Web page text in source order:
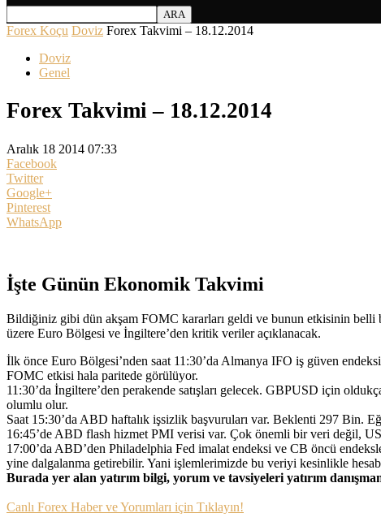
Forex Koçu Doviz Forex Takvimi – 18.12.2014
Doviz
Genel
Forex Takvimi – 18.12.2014
Aralık 18 2014 07:33
Facebook
Twitter
Google+
Pinterest
WhatsApp
İşte Günün Ekonomik Takvimi
Bildiğiniz gibi dün akşam FOMC kararları geldi ve bunun etkisinin belli
üzere Euro Bölgesi ve İngiltere’den kritik veriler açıklanacak.
İlk önce Euro Bölgesi’nden saat 11:30’da Almanya IFO iş güven
FOMC etkisi hala paritede görülüyor.
11:30’da İngiltere’den perakende satışları gelecek. GBPUSD için
olumlu olur.
Saat 15:30’da ABD haftalık işsizlik başvuruları var. Beklenti 297 Bin.
16:45’de ABD flash hizmet PMI verisi var. Çok önemli bir veri değil,
17:00’da ABD’den Philadelphia Fed imalat endeksi ve CB öncü
yine dalgalanma getirebilir. Yani işlemlerimizde bu veriyi kesinlikle
Burada yer alan yatırım bilgi, yorum ve tavsiyeleri yatırım
Canlı Forex Haber ve Yorumları için Tıklayın!